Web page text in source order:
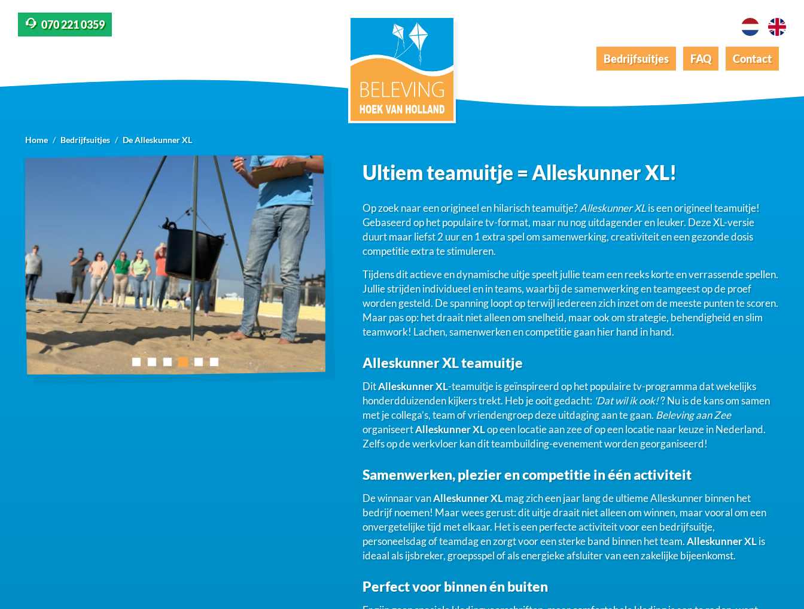
070 221 0359
Bedrijfsuitjes FAQ Contact
Home Bedrijfsuitjes De Alleskunner XL
Ultiem teamuitje = Alleskunner XL!
Op zoek naar een origineel en hilarisch teamuitje?Alleskunner XLis een origineel teamuitje!
Gebaseerd op het populaire tv-format, maar nu nog uitdagender en leuker. Deze XL-versie
duurt maar liefst 2 uur en 1 extra spel om samenwerking, creativiteit en een gezonde dosis
competitie extra te stimuleren.
Tijdens dit actieve en dynamische uitje speelt jullie team een reeks korte en verrassende spellen.
Jullie strijden individueel en in teams, waarbij de samenwerking en teamgeest op de proef
worden gesteld. De spanning loopt op terwijl iedereen zich inzet om de meeste punten te scoren.
Maar pas op: het draait niet alleen om snelheid, maar ook om strategie, behendigheid en slim
teamwork! Lachen, samenwerken en competitie gaan hier hand in hand.
Alleskunner XL teamuitje
DitAlleskunner XL-teamuitje is geïnspireerd op het populaire tv-programma dat wekelijks
honderdduizenden kijkers trekt. Heb je ooit gedacht: 'Dat wil ik ook!'? Nu is de kans om samen
met je collega’s, team of vriendengroep deze uitdaging aan te gaan. Beleving aan Zee
organiseertAlleskunner XLop een locatie aan zee of op een locatie naar keuze in Nederland.
Zelfs op de werkvloer kan dit teambuilding-evenement worden georganiseerd!
Samenwerken, plezier en competitie in één activiteit
De winnaar vanAlleskunner XLmag zich een jaar lang de ultieme Alleskunner binnen het
bedrijf noemen! Maar wees gerust: dit uitje draait niet alleen om winnen, maar vooral om een
onvergetelijke tijd met elkaar. Het is een perfecte activiteit voor een bedrijfsuitje,
personeelsdag of teamdag en zorgt voor een sterke band binnen het team.Alleskunner XLis
ideaal als ijsbreker, groepsspel of als energieke afsluiter van een zakelijke bijeenkomst.
Perfect voor binnen én buiten